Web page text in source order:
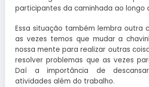
participantes da caminhada ao longo
Essa situação também lembra outra
as vezes temos que mudar a
nossa mente para realizar outras
resolver problemas que as vezes
Daí a importância de
atividades além do trabalho.